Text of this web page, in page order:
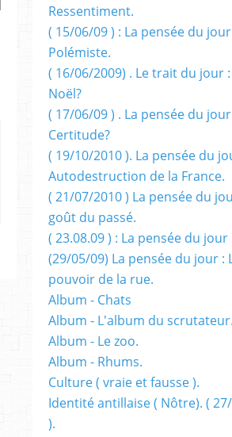
Ressentiment.
( 15/06/09 ) : La pensée du
Polémiste.
( 16/06/2009) . Le trait du jour
Noël?
( 17/06/09 ) . La pensée du
Certitude?
( 19/10/2010 ). La pensée du
Autodestruction de la France.
( 21/07/2010 ) La pensée du
goût du passé.
( 23.08.09 ) : La pensée du jour
(29/05/09) La pensée du jour :
pouvoir de la rue.
Album - Chats
Album - L'album du scrutateur.
Album - Le zoo.
Album - Rhums.
Culture ( vraie et fausse ).
Identité antillaise ( Nôtre). (
).